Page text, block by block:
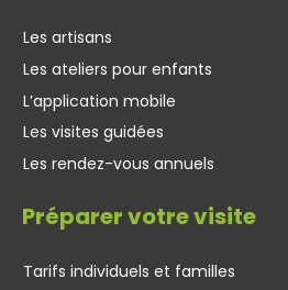
Les artisans
Les ateliers pour enfants
L’application mobile
Les visites guidées
Les rendez-vous annuels
Préparer votre visite
Tarifs individuels et familles